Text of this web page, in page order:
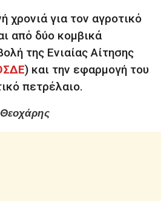
χρονιά για τον αγροτικό
από δύο κομβικά
της Ενιαίας Αίτησης
) και την εφαρμογή του
πετρέλαιο.